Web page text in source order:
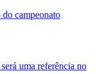
campeonato
uma referência no